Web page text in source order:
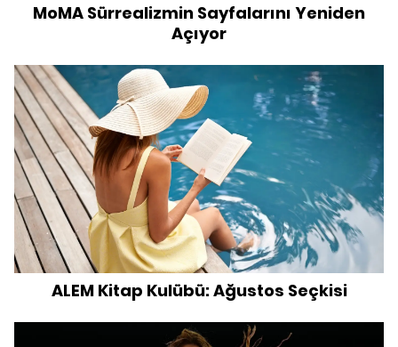
MoMA Sürrealizmin Sayfalarını Yeniden
Açıyor
ALEM Kitap Kulübü: Ağustos Seçkisi